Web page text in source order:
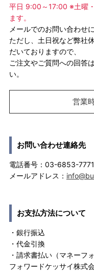
平日 9:00～17:00 ※土曜
ます。
メールでのお問い合わせ
ただし、土日祝など弊社
だいておりますので、
ご注文やご質問への回答
い。
営業
お問い合わせ連絡先
電話番号：03-6853-
メールアドレス：
お支払方法について
・銀行振込
・代金引換
・請求書払い（マネーフ
フォワードケッサイ株式